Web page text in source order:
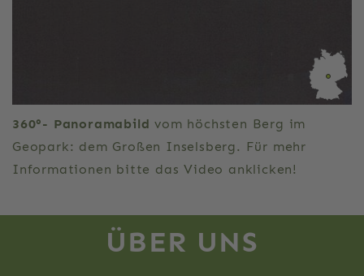
360°- Panoramabild vom höchsten Berg im
Geopark: dem Großen Inselsberg. Für mehr
Informationen bitte das Video anklicken!
ÜBER UNS